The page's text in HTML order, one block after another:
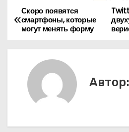
Н
а
Скоро появятся
смартфоны, которые
могут менять форму
Автор: